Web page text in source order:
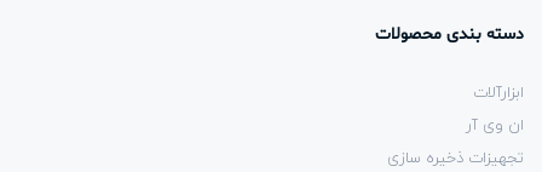
دسته بندی محصولات
ابزارآلات
ان وی آر
تجهیزات ذخیره سازی